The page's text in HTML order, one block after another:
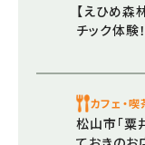
【えひめ森
チック体験
カフェ・喫
松山市「粟